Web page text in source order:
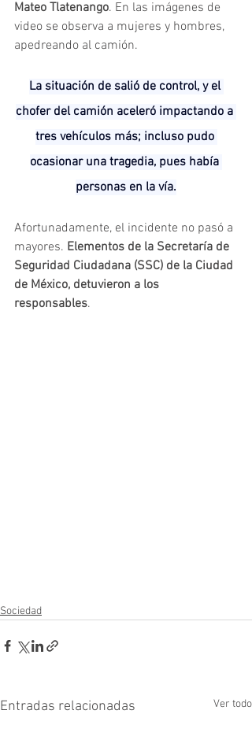
Mateo Tlatenango. En las imágenes de
video se observa a mujeres y hombres,
apedreando al camión.
La situación de salió de control, y el
chofer del camión aceleró impactando a
tres vehículos más; incluso pudo
ocasionar una tragedia, pues había
personas en la vía.
Afortunadamente, el incidente no pasó a
mayores. Elementos de la Secretaría de
Seguridad Ciudadana (SSC) de la Ciudad
de México, detuvieron a los
responsables.
Sociedad
Entradas relacionadas Ver todo